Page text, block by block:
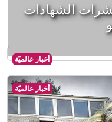
أخبار عالميّة
الشهادات
أخبار عالميّة